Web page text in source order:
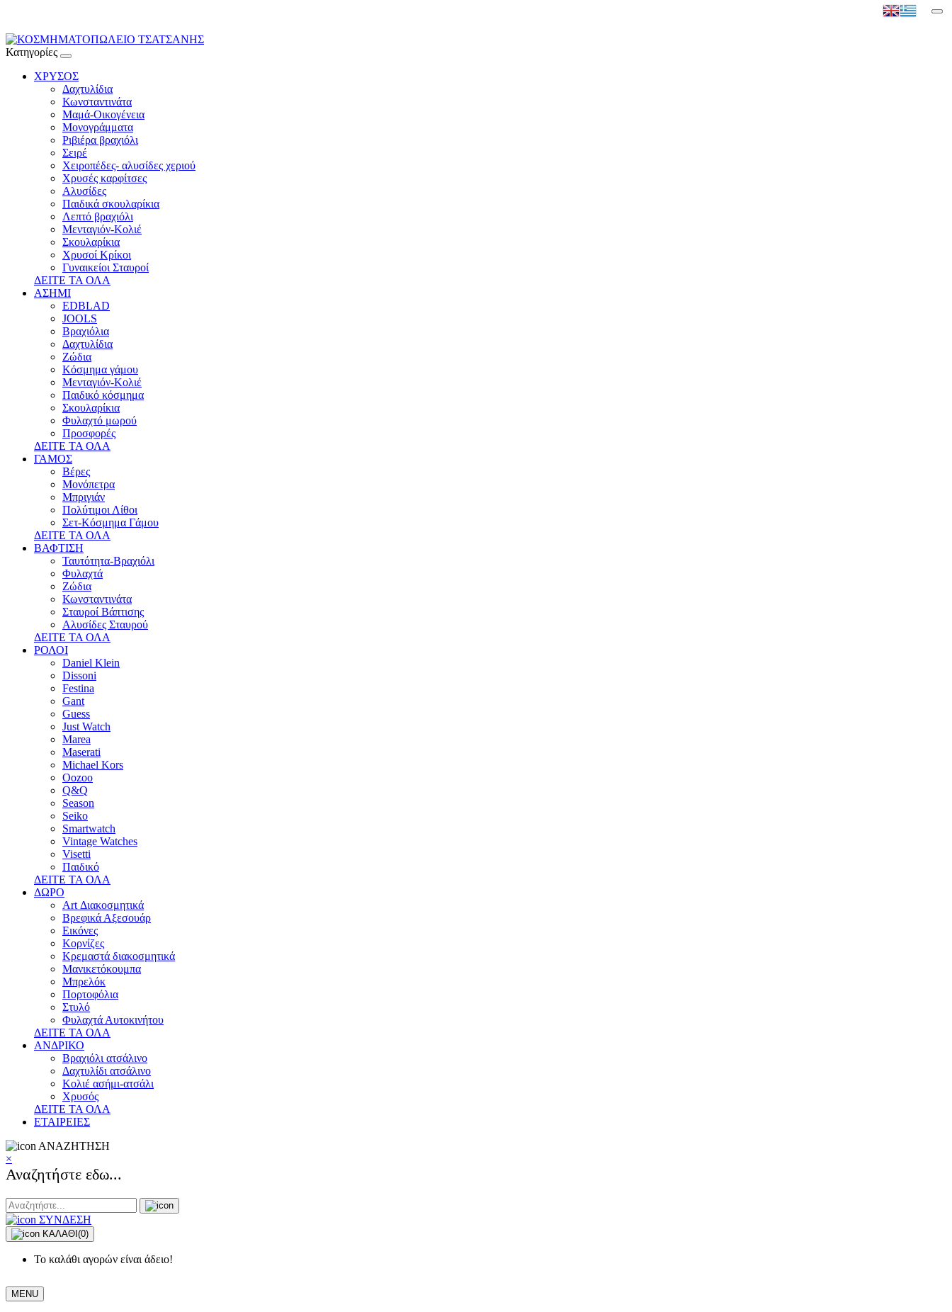
Κατηγορίες
ΧΡΥΣΟΣ
Δαχτυλίδια
Κωνσταντινάτα
Μαμά-Οικογένεια
Μονογράμματα
Ριβιέρα βραχιόλι
Σειρέ
Χειροπέδες- αλυσίδες χεριού
Χρυσές καρφίτσες
Αλυσίδες
Παιδικά σκουλαρίκια
Λεπτό βραχιόλι
Μενταγιόν-Κολιέ
Σκουλαρίκια
Χρυσοί Κρίκοι
Γυναικείοι Σταυροί
ΔΕΙΤΕ ΤΑ ΟΛΑ
ΑΣΗΜΙ
EDBLAD
JOOLS
Βραχιόλια
Δαχτυλίδια
Ζώδια
Κόσμημα γάμου
Μενταγιόν-Κολιέ
Παιδικό κόσμημα
Σκουλαρίκια
Φυλαχτό μωρού
Προσφορές
ΔΕΙΤΕ ΤΑ ΟΛΑ
ΓΑΜΟΣ
Βέρες
Μονόπετρα
Μπριγιάν
Πολύτιμοι Λίθοι
Σετ-Κόσμημα Γάμου
ΔΕΙΤΕ ΤΑ ΟΛΑ
ΒΑΦΤΙΣΗ
Ταυτότητα-Βραχιόλι
Φυλαχτά
Ζώδια
Κωνσταντινάτα
Σταυροί Βάπτισης
Αλυσίδες Σταυρού
ΔΕΙΤΕ ΤΑ ΟΛΑ
ΡΟΛΟΙ
Daniel Klein
Dissoni
Festina
Gant
Guess
Just Watch
Marea
Maserati
Michael Kors
Oozoo
Q&Q
Season
Seiko
Smartwatch
Vintage Watches
Visetti
Παιδικό
ΔΕΙΤΕ ΤΑ ΟΛΑ
ΔΩΡΟ
Art Διακοσμητικά
Βρεφικά Αξεσουάρ
Εικόνες
Κορνίζες
Κρεμαστά διακοσμητικά
Μανικετόκουμπα
Μπρελόκ
Πορτοφόλια
Στυλό
Φυλαχτά Αυτοκινήτου
ΔΕΙΤΕ ΤΑ ΟΛΑ
ΑΝΔΡΙΚΟ
Βραχιόλι ατσάλινο
Δαχτυλίδι ατσάλινο
Κολιέ ασήμι-ατσάλι
Χρυσός
ΔΕΙΤΕ ΤΑ ΟΛΑ
ΕΤΑΙΡΕΙΕΣ
ΑΝΑΖΗΤΗΣΗ
×
Αναζητήστε εδω...
ΣΥΝΔΕΣΗ
ΚΑΛΑΘΙ (0)
Το καλάθι αγορών είναι άδειο!
MENU